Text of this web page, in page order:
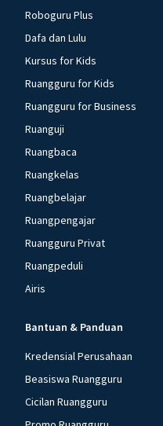
Roboguru Plus
Dafa dan Lulu
Kursus for Kids
Ruangguru for Kids
Ruangguru for Business
Ruanguji
Ruangbaca
Ruangkelas
Ruangbelajar
Ruangpengajar
Ruangguru Privat
Ruangpeduli
Airis
Bantuan & Panduan
Kredensial Perusahaan
Beasiswa Ruangguru
Cicilan Ruangguru